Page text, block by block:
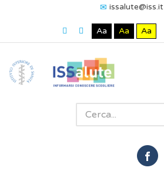
issalute@iss.it
Aa Aa Aa